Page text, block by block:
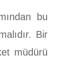
bu
Bir
müdürü